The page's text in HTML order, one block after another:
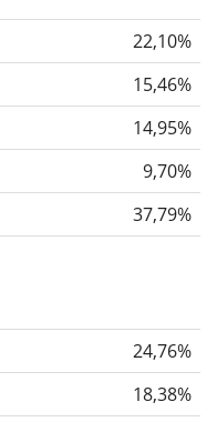
22,10%
15,46%
14,95%
9,70%
37,79%
24,76%
18,38%